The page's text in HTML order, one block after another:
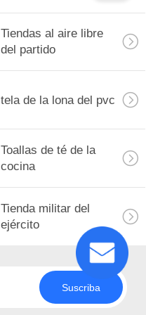
Tiendas al aire libre
del partido
tela de la lona del pvc
Toallas de té de la
cocina
Tienda militar del
ejército
Suscriba